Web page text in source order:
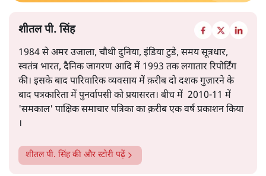
शीतल पी. सिंह
1984 से अमर उजाला, चौथी दुनिया, इंडिया टुडे, समय सूत्रधार,
स्वतंत्र भारत, दैनिक जागरण आदि में 1993 तक लगातार रिपोर्टिंग
की। इसके बाद पारिवारिक व्यवसाय में क़रीब दो दशक गुज़ारने के
बाद पत्रकारिता में पुनर्वापसी को प्रयासरत। बीच में 2010-11 में
'समकाल' पाक्षिक समाचार पत्रिका का क़रीब एक वर्ष प्रकाशन किया
।
शीतल पी. सिंहकी और स्टोरी पढ़ें